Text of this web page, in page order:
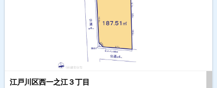
江戸川区西一之江３丁目